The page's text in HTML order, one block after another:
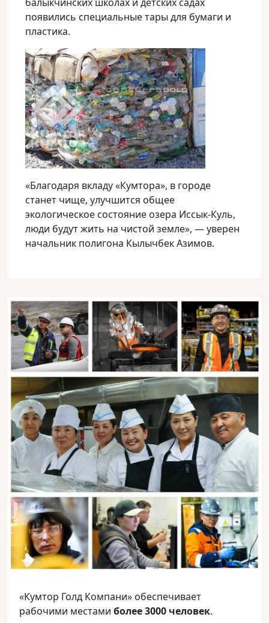
появились специальные тары для бумаги и
пластика.
«Благодаря вкладу «Кумтора», в городе
станет чище, улучшится общее
экологическое состояние озера Иссык-Куль,
люди будут жить на чистой земле», — уверен
начальник полигона Кылычбек Азимов.
«Кумтор Голд Компани» обеспечивает
рабочими местами более 3000 человек.